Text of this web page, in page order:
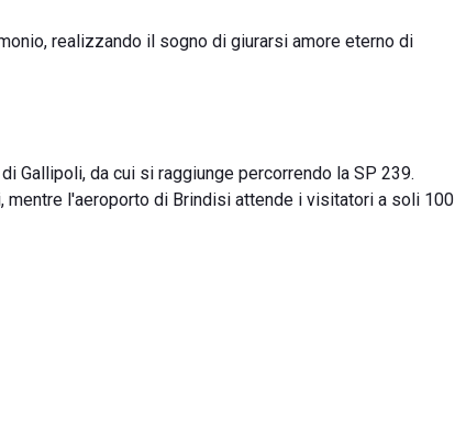
realizzando il sogno di giurarsi amore eterno di
Gallipoli, da cui si raggiunge percorrendo la SP 239.
mentre l'aeroporto di Brindisi attende i visitatori a soli 100